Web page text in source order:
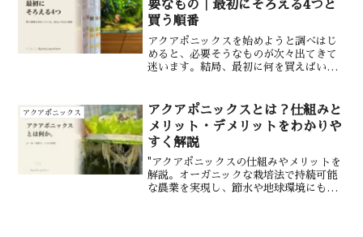
要なもの｜最初にそろえる4つと
買う順番
アクアポニックスを始めようと調べはじ
めると、必要そうなものが次々出てきて
迷います。結局、最初に何を買えばいい
ット・水質検査試薬・カルキ抜き・バク
テリア剤の4つだけです。...
アクアポニックス
アクアポニックスとは？仕組みと
メリット・デメリットをわかりや
すく解説
"アクアポニックスの仕組みやメリットを
解説。オーガニックな栽培法で持続可能
な農業を実現し、節水や地球環境にも優